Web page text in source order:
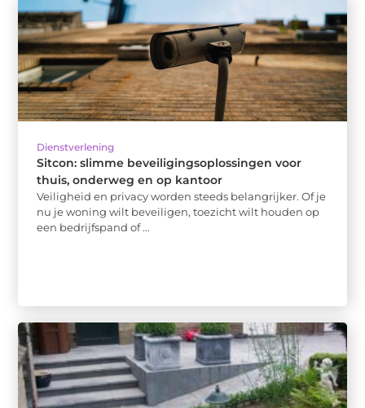
Dienstverlening
Sitcon: slimme beveiligingsoplossingen voor
thuis, onderweg en op kantoor
Veiligheid en privacy worden steeds belangrijker. Of je
nu je woning wilt beveiligen, toezicht wilt houden op
een bedrijfspand of ...